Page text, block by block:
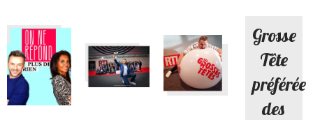
Grosse
Tête
préférée
des